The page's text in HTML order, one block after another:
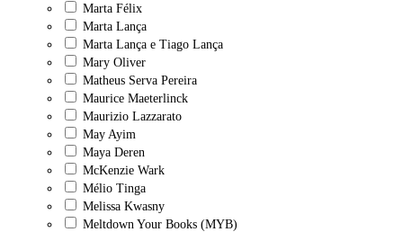
Marta Félix
Marta Lança
Marta Lança e Tiago Lança
Mary Oliver
Matheus Serva Pereira
Maurice Maeterlinck
Maurizio Lazzarato
May Ayim
Maya Deren
McKenzie Wark
Mélio Tinga
Melissa Kwasny
Meltdown Your Books (MYB)